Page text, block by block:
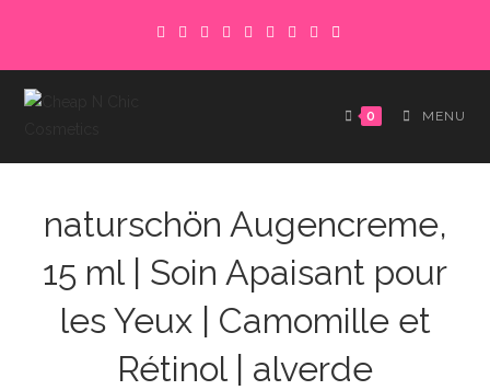
content
0 MENU
naturschön Augencreme,
15 ml | Soin Apaisant pour
les Yeux | Camomille et
Rétinol | alverde